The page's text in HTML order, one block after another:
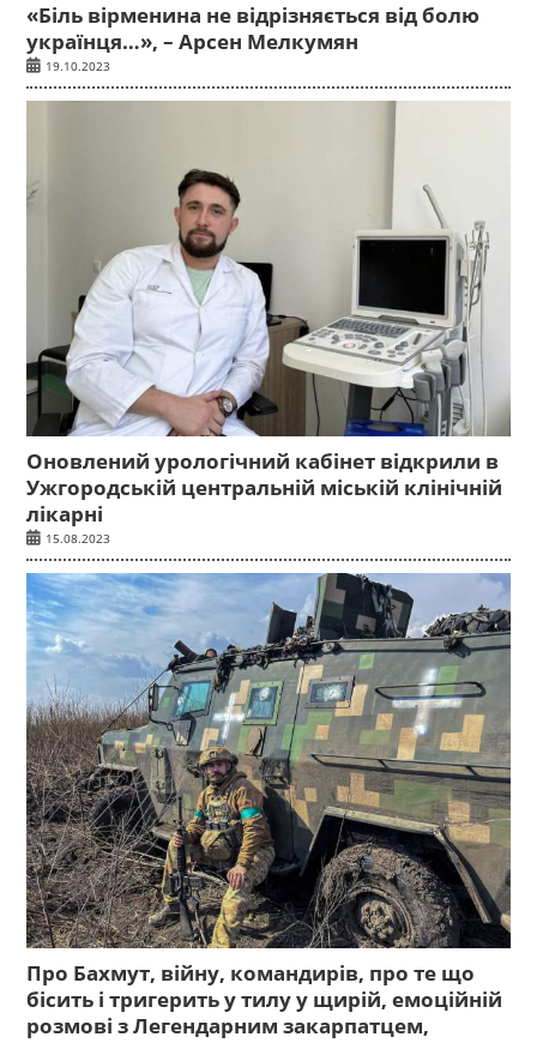
«Біль вірменина не відрізняється від болю
українця…», – Арсен Мелкумян
19.10.2023
Оновлений урологічний кабінет відкрили в
Ужгородській центральній міській клінічній
лікарні
15.08.2023
Про Бахмут, війну, командирів, про те що
бісить і тригерить у тилу у щирій, емоційній
розмові з Легендарним закарпатцем,